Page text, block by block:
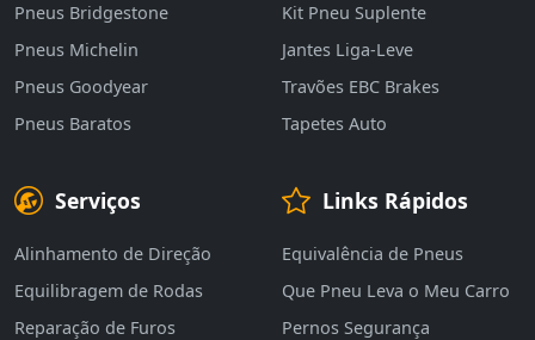
Pneus Bridgestone
Pneus Michelin
Pneus Goodyear
Pneus Baratos
Kit Pneu Suplente
Jantes Liga-Leve
Travões EBC Brakes
Tapetes Auto
Serviços
Alinhamento de Direção
Equilibragem de Rodas
Reparação de Furos
Links Rápidos
Equivalência de Pneus
Que Pneu Leva o Meu Carro
Pernos Segurança